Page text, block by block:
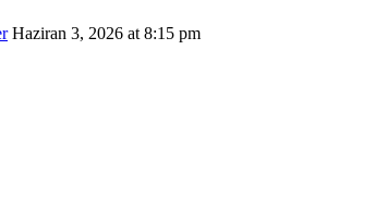
Haziran 3, 2026 at 8:15 pm